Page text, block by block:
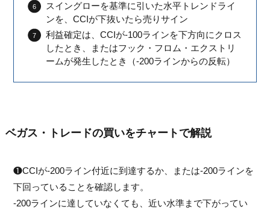
スイングローを基準に引いた水平トレンドライ
ンを、CCIが下抜いたら売りサイン
利益確定は、CCIが-100ラインを下方向にクロス
したとき、またはフック・フロム・エクストリ
ームが発生したとき（-200ラインからの反転）
ベガス・トレードの買いをチャートで解説
❶CCIが-200ライン付近に到達するか、または-200ラインを
下回っていることを確認します。
-200ラインに達していなくても、近い水準まで下がってい